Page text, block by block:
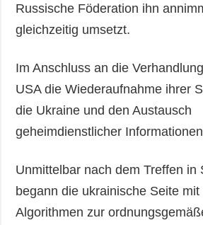
Russische Föderation ihn
gleichzeitig umsetzt.
Im Anschluss an die
USA die Wiederaufnahme ihrer
die Ukraine und den Austausch
geheimdienstlicher
Unmittelbar nach dem Treffen in
begann die ukrainische Seite mit
Algorithmen zur